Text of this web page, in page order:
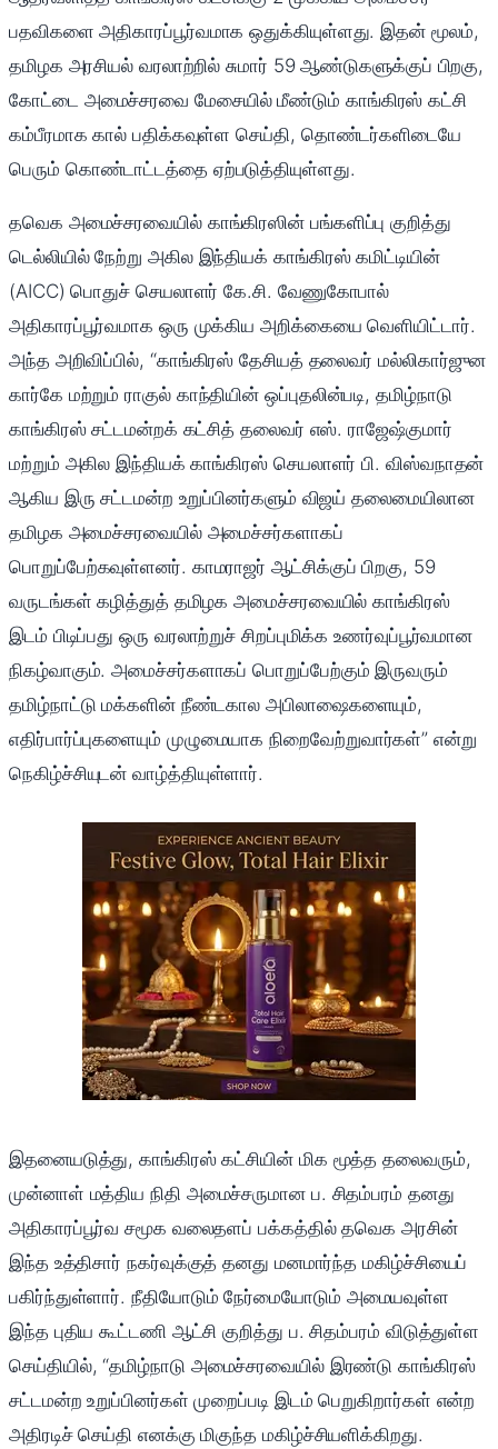
பதவிகளை அதிகாரப்பூர்வமாக ஒதுக்கியுள்ளது. இதன் மூலம்,
தமிழக அரசியல் வரலாற்றில் சுமார் 59 ஆண்டுகளுக்குப் பிறகு,
கோட்டை அமைச்சரவை மேசையில் மீண்டும் காங்கிரஸ் கட்சி
கம்பீரமாக கால் பதிக்கவுள்ள செய்தி, தொண்டர்களிடையே
பெரும் கொண்டாட்டத்தை ஏற்படுத்தியுள்ளது.
தவெக அமைச்சரவையில் காங்கிரஸின் பங்களிப்பு குறித்து
டெல்லியில் நேற்று அகில இந்தியக் காங்கிரஸ் கமிட்டியின்
(AICC) பொதுச் செயலாளர் கே.சி. வேணுகோபால்
அதிகாரப்பூர்வமாக ஒரு முக்கிய அறிக்கையை வெளியிட்டார்.
அந்த அறிவிப்பில், “காங்கிரஸ் தேசியத் தலைவர் மல்லிகார்ஜுன
கார்கே மற்றும் ராகுல் காந்தியின் ஒப்புதலின்படி, தமிழ்நாடு
காங்கிரஸ் சட்டமன்றக் கட்சித் தலைவர் எஸ். ராஜேஷ்குமார்
மற்றும் அகில இந்தியக் காங்கிரஸ் செயலாளர் பி. விஸ்வநாதன்
ஆகிய இரு சட்டமன்ற உறுப்பினர்களும் விஜய் தலைமையிலான
தமிழக அமைச்சரவையில் அமைச்சர்களாகப்
பொறுப்பேற்கவுள்ளனர். காமராஜர் ஆட்சிக்குப் பிறகு, 59
வருடங்கள் கழித்துத் தமிழக அமைச்சரவையில் காங்கிரஸ்
இடம் பிடிப்பது ஒரு வரலாற்றுச் சிறப்புமிக்க உணர்வுப்பூர்வமான
நிகழ்வாகும். அமைச்சர்களாகப் பொறுப்பேற்கும் இருவரும்
தமிழ்நாட்டு மக்களின் நீண்டகால அபிலாஷைகளையும்,
எதிர்பார்ப்புகளையும் முழுமையாக நிறைவேற்றுவார்கள்” என்று
நெகிழ்ச்சியுடன் வாழ்த்தியுள்ளார்.
இதனையடுத்து, காங்கிரஸ் கட்சியின் மிக மூத்த தலைவரும்,
முன்னாள் மத்திய நிதி அமைச்சருமான ப. சிதம்பரம் தனது
அதிகாரப்பூர்வ சமூக வலைதளப் பக்கத்தில் தவெக அரசின்
இந்த உத்திசார் நகர்வுக்குத் தனது மனமார்ந்த மகிழ்ச்சியைப்
பகிர்ந்துள்ளார். நீதியோடும் நேர்மையோடும் அமையவுள்ள
இந்த புதிய கூட்டணி ஆட்சி குறித்து ப. சிதம்பரம் விடுத்துள்ள
செய்தியில், “தமிழ்நாடு அமைச்சரவையில் இரண்டு காங்கிரஸ்
சட்டமன்ற உறுப்பினர்கள் முறைப்படி இடம் பெறுகிறார்கள் என்ற
அதிரடிச் செய்தி எனக்கு மிகுந்த மகிழ்ச்சியளிக்கிறது.